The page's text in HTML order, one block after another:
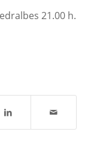
21.00 h.